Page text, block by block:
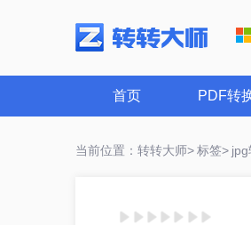
首页 PDF转
当前位置：转转大师> 标签>